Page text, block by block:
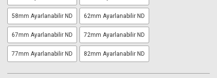
58mm Ayarlanabilir ND 62mm Ayarlanabilir ND
67mm Ayarlanabilir ND 72mm Ayarlanabilir ND
77mm Ayarlanabilir ND 82mm Ayarlanabilir ND